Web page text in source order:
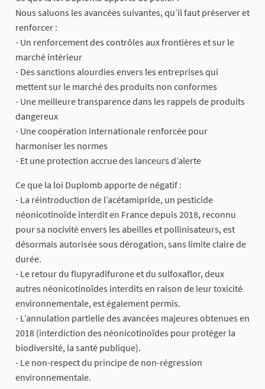
Nous saluons les avancées suivantes, qu’il faut préserver et
renforcer :
- Un renforcement des contrôles aux frontières et sur le
marché intérieur
- Des sanctions alourdies envers les entreprises qui
mettent sur le marché des produits non conformes
- Une meilleure transparence dans les rappels de produits
dangereux
- Une coopération internationale renforcée pour
harmoniser les normes
- Et une protection accrue des lanceurs d’alerte
Ce que la loi Duplomb apporte de négatif :
- La réintroduction de l’acétamipride, un pesticide
néonicotinoïde interdit en France depuis 2018, reconnu
pour sa nocivité envers les abeilles et pollinisateurs, est
désormais autorisée sous dérogation, sans limite claire de
durée.
- Le retour du flupyradifurone et du sulfoxaflor, deux
autres néonicotinoïdes interdits en raison de leur toxicité
environnementale, est également permis.
- L’annulation partielle des avancées majeures obtenues en
2018 (interdiction des néonicotinoïdes pour protéger la
biodiversité, la santé publique).
- Le non-respect du principe de non-régression
environnementale.